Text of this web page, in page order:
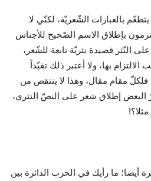
بالعبارات الشّعريّة، لكنّي لا
بإطلاق الاسم الصّحيح للأجناس
النّثر قصيدة نثريّة تابعة للشّعر،
بها، ولا أعتبر ذلك تقيّداً
فلكلّ مقام مقال، وهذا لا ينتقص من
البعض إطلاق شعر على النصّ النثري،
ما رأيك في الحرب الدائرة بين